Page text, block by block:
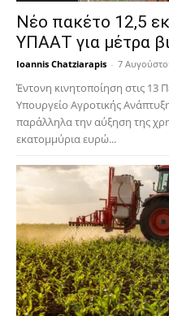
Νέο πακέτο 12,5
ΥΠΑΑΤ για μέτρα
Ioannis Chatziarapis - 7
Έντονη κινητοποίηση στις 13
Υπουργείο Αγροτικής
παράλληλα την αύξηση της
εκατομμύρια ευρώ...